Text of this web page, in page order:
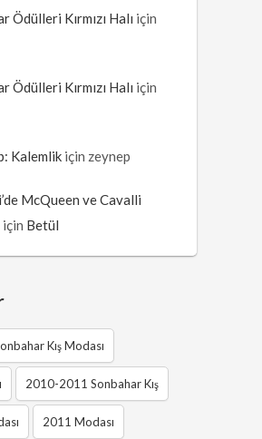
Ödülleri Kırmızı Halı için
Ödülleri Kırmızı Halı için
Kalemlik için zeynep
McQueen ve Cavalli
için Betül
Kış Modası
2010-2011 Sonbahar Kış
2011 Modası